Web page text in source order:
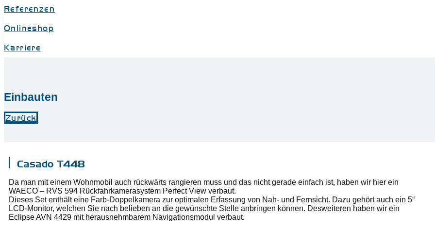
Referenzen
Onlineshop
Karriere
Einbauten
Zurück
Casado T448
Da man mit einem Wohnmobil auch rückwärts rangieren muss und das nicht gerade einfach ist, haben wir hier ein
WAECO – RVS 594 Rückfahrkamerasystem Perfect View verbaut.
Dieses Set enthält eine Farb-Doppelkamera zur optimalen Erfassung von Nah- und Fernsicht. Dazu gehört auch ein 5“
LCD-Monitor, welchen Sie nach belieben an die gewünschte Stelle anbringen können. Desweiteren haben wir ein
Eclipse AVN 4429 mit herausnehmbarem Navigationsmodul verbaut.